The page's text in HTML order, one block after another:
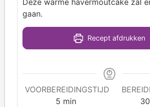
Deze warme havermoutcake zal
gaan.
Recept afdrukken
VOORBEREIDINGSTIJD
5 min
30